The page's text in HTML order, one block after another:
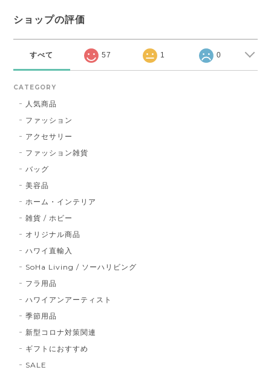
ショップの評価
すべて 57 1 0
CATEGORY
人気商品
ファッション
アクセサリー
ファッション雑貨
バッグ
美容品
ホーム・インテリア
雑貨 / ホビー
オリジナル商品
ハワイ直輸入
SoHa Living / ソーハリビング
フラ用品
ハワイアンアーティスト
季節用品
新型コロナ対策関連
ギフトにおすすめ
SALE